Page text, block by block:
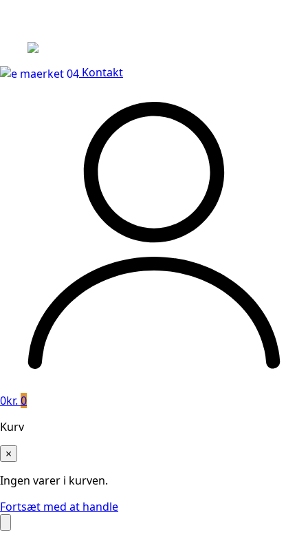
Kontakt
0kr. 0
Kurv
×
Ingen varer i kurven.
Fortsæt med at handle